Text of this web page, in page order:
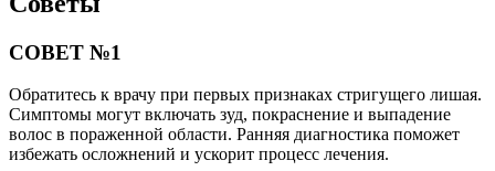
СОВЕТ №1
Обратитесь к врачу при первых признаках стригущего лишая.
Симптомы могут включать зуд, покраснение и выпадение
волос в пораженной области. Ранняя диагностика поможет
избежать осложнений и ускорит процесс лечения.